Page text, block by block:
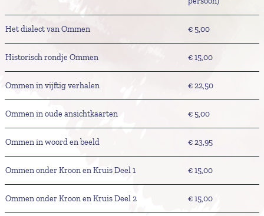
Het dialect van Ommen € 5,00
Historisch rondje Ommen € 15,00
Ommen in vijftig verhalen € 22,50
Ommen in oude ansichtkaarten € 5,00
Ommen in woord en beeld € 23,95
Ommen onder Kroon en Kruis Deel 1 € 15,00
Ommen onder Kroon en Kruis Deel 2 € 15,00